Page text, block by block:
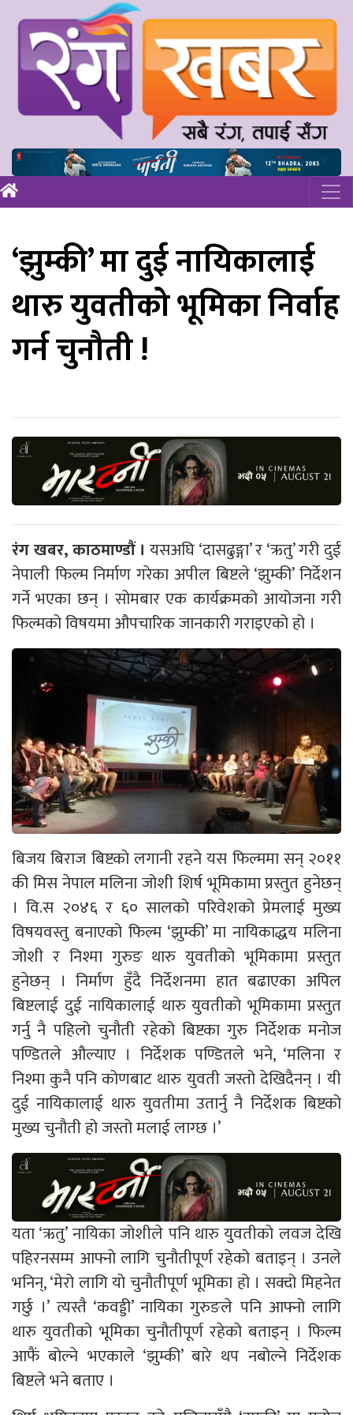
‘झुम्की’ मा दुई नायिकालाई
थारु युवतीको भूमिका निर्वाह
गर्न चुनौती !
रंग खबर, काठमाण्डौं । यसअघि ‘दासढुङ्गा’ र ‘ऋतु’ गरी दुई
नेपाली फिल्म निर्माण गरेका अपील बिष्टले ‘झुम्की’ निर्देशन
गर्ने भएका छन् । सोमबार एक कार्यक्रमको आयोजना गरी
फिल्मको विषयमा औपचारिक जानकारी गराइएको हो ।
बिजय बिराज बिष्टको लगानी रहने यस फिल्ममा सन् २०११
की मिस नेपाल मलिना जोशी शिर्ष भूमिकामा प्रस्तुत हुनेछन्
। वि.स २०४६ र ६० सालको परिवेशको प्रेमलाई मुख्य
विषयवस्तु बनाएको फिल्म ‘झुम्की’ मा नायिकाद्धय मलिना
जोशी र निश्मा गुरुङ थारु युवतीको भूमिकामा प्रस्तुत
हुनेछन् । निर्माण हुँदै निर्देशनमा हात बढाएका अपिल
बिष्टलाई दुई नायिकालाई थारु युवतीको भूमिकामा प्रस्तुत
गर्नु नै पहिलो चुनौती रहेको बिष्टका गुरु निर्देशक मनोज
पण्डितले औल्याए । निर्देशक पण्डितले भने, ‘मलिना र
निश्मा कुनै पनि कोणबाट थारु युवती जस्तो देखिदैनन् । यी
दुई नायिकालाई थारु युवतीमा उतार्नु नै निर्देशक बिष्टको
मुख्य चुनौती हो जस्तो मलाई लाग्छ ।’
यता ‘ऋतु’ नायिका जोशीले पनि थारु युवतीको लवज देखि
पहिरनसम्म आफ्नो लागि चुनौतीपूर्ण रहेको बताइन् । उनले
भनिन्, ‘मेरो लागि यो चुनौतीपूर्ण भूमिका हो । सक्दो मिहनेत
गर्छु ।’ त्यस्तै ‘कवड्डी’ नायिका गुरुङले पनि आफ्नो लागि
थारु युवतीको भूमिका चुनौतीपूर्ण रहेको बताइन् । फिल्म
आफैं बोल्ने भएकाले ‘झुम्की’ बारे थप नबोल्ने निर्देशक
बिष्टले भने बताए ।